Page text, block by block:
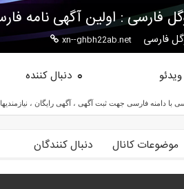
فارسی : اولین آگهی نامه
فارسی xn--ghbh22ab.net
ویدئو 0 دنبال کننده
دامنه فارسی جهت ثبت آگهی ، آگهی رایگان ، نیازمندیها و
موضوعات کانال دنبال کنندگان